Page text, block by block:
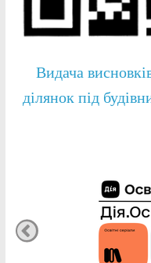
Видача
ділянок під